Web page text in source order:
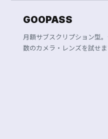
GOOPASS
月額サブスクリプション型
数のカメラ・レンズを試せま